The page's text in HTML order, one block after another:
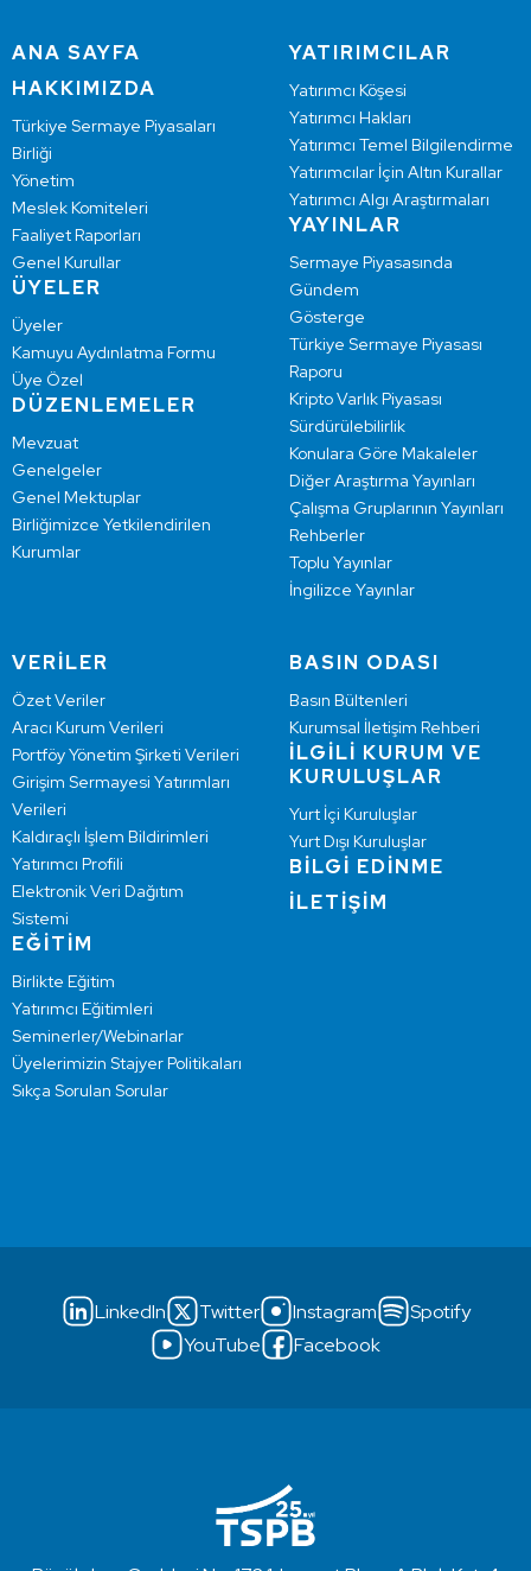
ANA SAYFA
HAKKIMIZDA
Türkiye Sermaye Piyasaları
Birliği
Yönetim
Meslek Komiteleri
Faaliyet Raporları
Genel Kurullar
ÜYELER
Üyeler
Kamuyu Aydınlatma Formu
Üye Özel
DÜZENLEMELER
Mevzuat
Genelgeler
Genel Mektuplar
Birliğimizce Yetkilendirilen
Kurumlar
YATIRIMCILAR
Yatırımcı Köşesi
Yatırımcı Hakları
Yatırımcı Temel Bilgilendirme
Yatırımcılar İçin Altın Kurallar
Yatırımcı Algı Araştırmaları
YAYINLAR
Sermaye Piyasasında
Gündem
Gösterge
Türkiye Sermaye Piyasası
Raporu
Kripto Varlık Piyasası
Sürdürülebilirlik
Konulara Göre Makaleler
Diğer Araştırma Yayınları
Çalışma Gruplarının Yayınları
Rehberler
Toplu Yayınlar
İngilizce Yayınlar
VERİLER
Özet Veriler
Aracı Kurum Verileri
Portföy Yönetim Şirketi Verileri
Girişim Sermayesi Yatırımları
Verileri
Kaldıraçlı İşlem Bildirimleri
Yatırımcı Profili
Elektronik Veri Dağıtım
Sistemi
EĞİTİM
Birlikte Eğitim
Yatırımcı Eğitimleri
Seminerler/Webinarlar
Üyelerimizin Stajyer Politikaları
Sıkça Sorulan Sorular
BASIN ODASI
Basın Bültenleri
Kurumsal İletişim Rehberi
İLGİLİ KURUM VE
KURULUŞLAR
Yurt İçi Kuruluşlar
Yurt Dışı Kuruluşlar
BİLGİ EDİNME
İLETİŞİM
LinkedIn Twitter Instagram
Spotify
YouTube
Facebook